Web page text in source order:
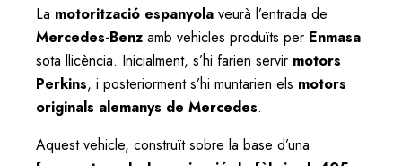
La motorització espanyola veurà l’entrada de
Mercedes-Benz amb vehicles produïts per Enmasa
sota llicència. Inicialment, s’hi farien servir motors
Perkins, i posteriorment s’hi muntarien els motors
originals alemanys de Mercedes.
Aquest vehicle, construït sobre la base d’una